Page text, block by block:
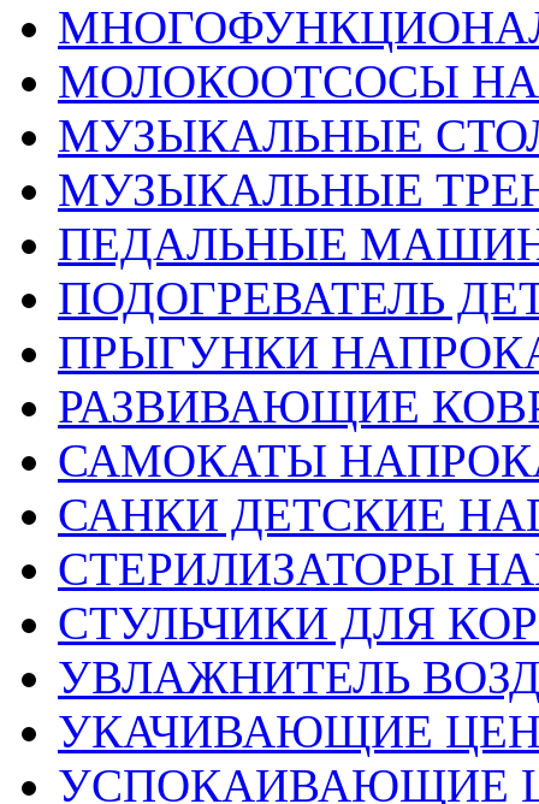
МОЛОКООТСОСЫ
МУЗЫКАЛЬНЫЕ
МУЗЫКАЛЬНЫЕ
ПЕДАЛЬНЫЕ
ПОДОГРЕВАТЕЛЬ
ПРЫГУНКИ
РАЗВИВАЮЩИЕ
САМОКАТЫ
САНКИ ДЕТСКИЕ
СТЕРИЛИЗАТОРЫ
СТУЛЬЧИКИ ДЛЯ
УВЛАЖНИТЕЛЬ
УКАЧИВАЮЩИЕ
УСПОКАИВАЮЩИЕ